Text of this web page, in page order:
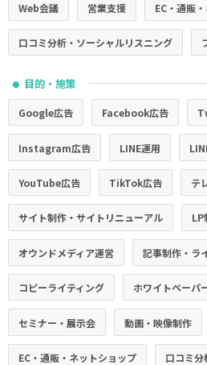
Web会議 営業支援 EC・通販
口コミ分析・ソーシャルリスニング
● 目的・施策
Google広告 Facebook広告
Instagram広告 LINE運用
YouTube広告 TikTok広告 テ
サイト制作・サイトリニューアル LP
オウンドメディア運営 記事制作・ラ
コピーライティング ホワイトペーパ
セミナー・展示会 動画・映像制作
EC・通販・ネットショップ 口コミ